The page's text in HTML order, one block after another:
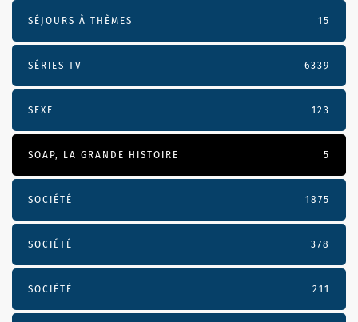
SÉJOURS À THÈMES 15
SÉRIES TV 6339
SEXE 123
SOAP, LA GRANDE HISTOIRE 5
SOCIÉTÉ 1875
SOCIÉTÉ 378
SOCIÉTÉ 211